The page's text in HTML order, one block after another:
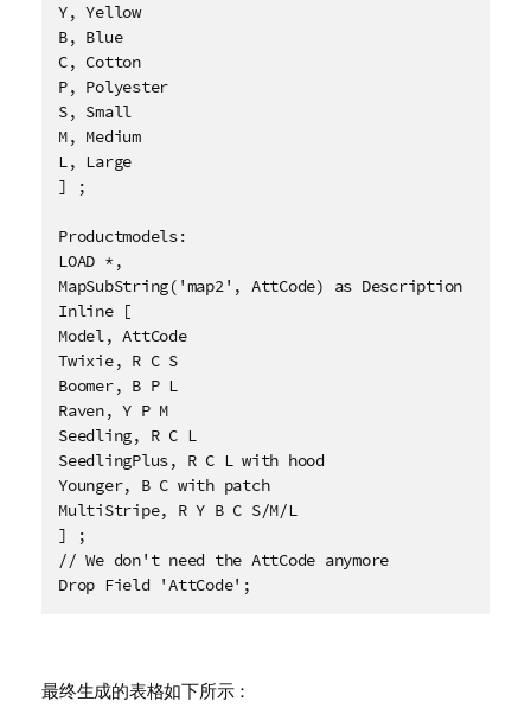
Y, Yellow
B, Blue
C, Cotton
P, Polyester
S, Small
M, Medium
L, Large
] ;
Productmodels:
LOAD *,
MapSubString('map2', AttCode) as Description
Inline [
Model, AttCode
Twixie, R C S
Boomer, B P L
Raven, Y P M
Seedling, R C L
SeedlingPlus, R C L with hood
Younger, B C with patch
MultiStripe, R Y B C S/M/L
] ;
// We don't need the AttCode anymore
Drop Field 'AttCode';
最终生成的表格如下所示：